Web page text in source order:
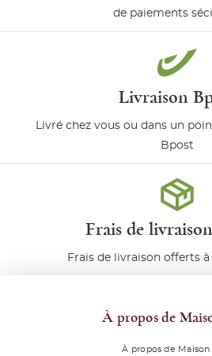
de paiements
Livraison
Livré chez vous ou dans un
Bpost
Frais de
Frais de livraison offerts
À propos de
À propos de Maison